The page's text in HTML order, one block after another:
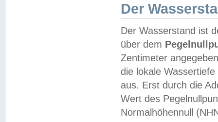
Der
Der Wasserstand ist
über dem
Zentimeter
die lokale
aus. Erst durch die
Wert des
Normalhöhennull